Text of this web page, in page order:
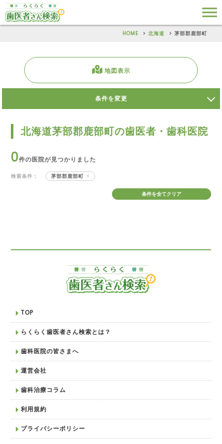
HOME 北海道 茅部郡鹿部町
地図表示
条件を変更
北海道茅部郡鹿部町の歯医者・歯科医院
0件の医院が見つかりました
検索条件： 茅部郡鹿部町
条件を全てクリア
TOP
らくらく歯医者さん検索とは？
歯科医院の皆さまへ
運営会社
歯科治療コラム
利用規約
プライバシーポリシー